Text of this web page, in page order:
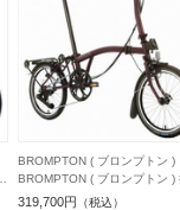
り
BROMPTON ( ブロンプト
BROMPTON ( ブロンプト
たたみ自転車 C Line
343,649円（税込）